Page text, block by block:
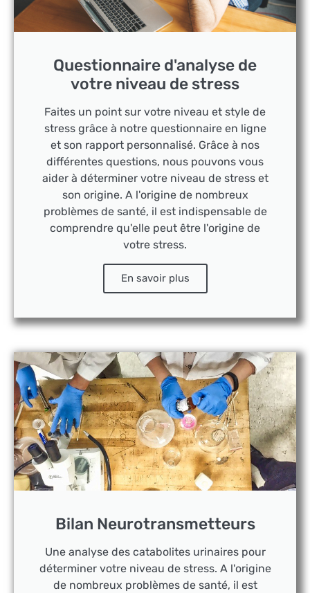
Questionnaire d'analyse de
votre niveau de stress
Faites un point sur votre niveau et style de
stress grâce à notre questionnaire en ligne
et son rapport personnalisé. Grâce à nos
différentes questions, nous pouvons vous
aider à déterminer votre niveau de stress et
son origine. A l'origine de nombreux
problèmes de santé, il est indispensable de
comprendre qu'elle peut être l'origine de
votre stress.
En savoir plus
Bilan Neurotransmetteurs
Une analyse des catabolites urinaires pour
déterminer votre niveau de stress. A l'origine
de nombreux problèmes de santé, il est